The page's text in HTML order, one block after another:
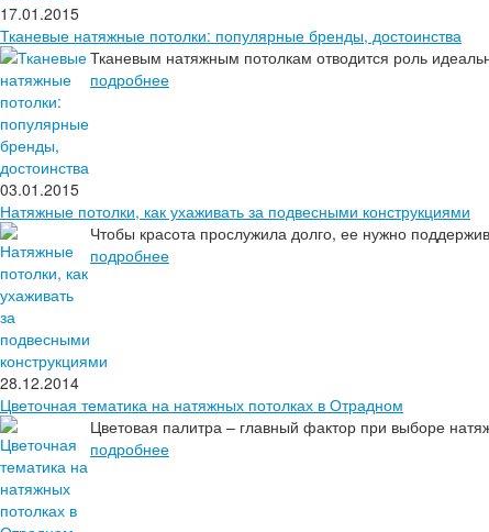
17.01.2015
Тканевые натяжные потолки: популярные бренды, достоинства
Тканевым натяжным потолкам отводится роль
подробнее
03.01.2015
Натяжные потолки, как ухаживать за подвесными конструкциями
Чтобы красота прослужила долго, ее нужно
подробнее
28.12.2014
Цветочная тематика на натяжных потолках в Отрадном
Цветовая палитра – главный фактор при выборе
подробнее